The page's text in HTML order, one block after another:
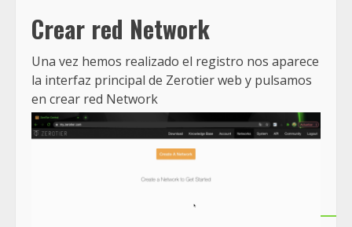
Crear red Network
Una vez hemos realizado el registro nos aparece
la interfaz principal de Zerotier web y pulsamos
en crear red Network